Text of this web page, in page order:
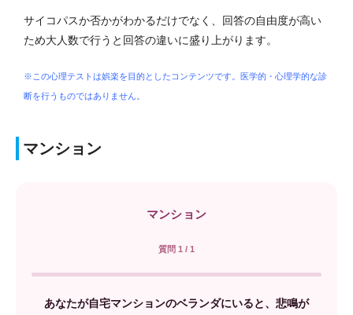
サイコパスか否かがわかるだけでなく、回答の自由度が高い
ため大人数で行うと回答の違いに盛り上がります。
※この心理テストは娯楽を目的としたコンテンツです。医学的・心理学的な診
断を行うものではありません。
マンション
マンション
質問 1 / 1
あなたが自宅マンションのベランダにいると、悲鳴が